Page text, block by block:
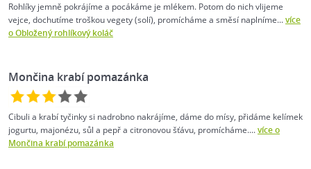
Rohlíky jemně pokrájíme a pocákáme je mlékem. Potom do nich vlijeme
vejce, dochutíme troškou vegety (solí), promícháme a směsí naplníme...více
o Obložený rohlíkový koláč
Mončina krabí pomazánka
Cibuli a krabí tyčinky si nadrobno nakrájíme, dáme do mísy, přidáme kelímek
jogurtu, majonézu, sůl a pepř a citronovou šťávu, promícháme....více o
Mončina krabí pomazánka